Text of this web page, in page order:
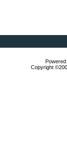
Copyright